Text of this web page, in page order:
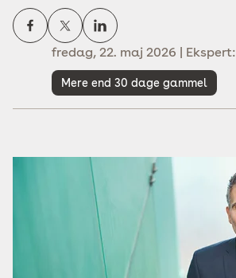
fredag, 22. maj 2026 |
Mere end 30 dage gammel